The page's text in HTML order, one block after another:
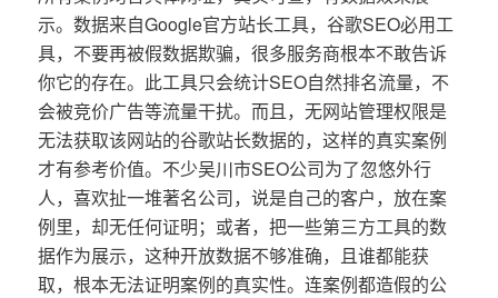
示。数据来自Google官方站长工具，谷歌SEO必用工
具，不要再被假数据欺骗，很多服务商根本不敢告诉
你它的存在。此工具只会统计SEO自然排名流量，不
会被竞价广告等流量干扰。而且，无网站管理权限是
无法获取该网站的谷歌站长数据的，这样的真实案例
才有参考价值。不少吴川市SEO公司为了忽悠外行
人，喜欢扯一堆著名公司，说是自己的客户，放在案
例里，却无任何证明；或者，把一些第三方工具的数
据作为展示，这种开放数据不够准确，且谁都能获
取，根本无法证明案例的真实性。连案例都造假的公